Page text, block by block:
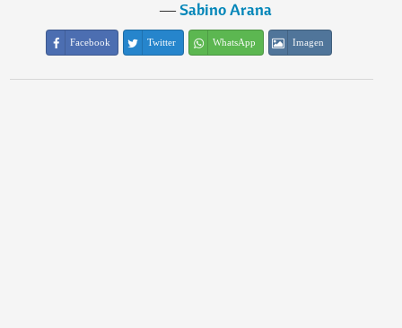
―Sabino Arana
Facebook Twitter WhatsApp Imagen